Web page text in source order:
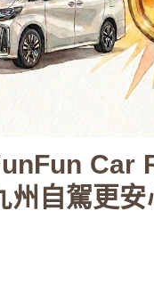
Car
州自駕更安